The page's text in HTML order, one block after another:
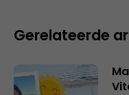
Gerelateerde